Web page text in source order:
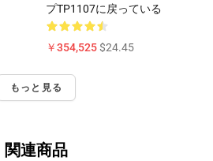
プTP1107に戻っている
￥354,525$24.45
もっと見る
関連商品